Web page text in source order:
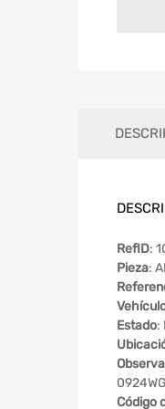
RefID:
Pieza:
Estado:
0924WG
Código